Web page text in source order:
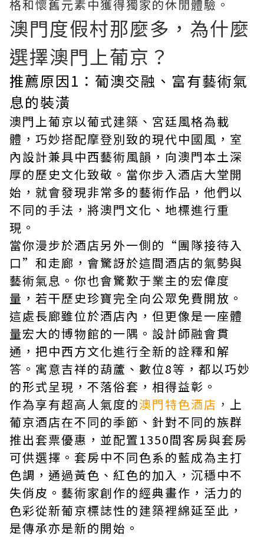
格和懷舊元素中獲得獨家的休閒體驗。
澳門度假村那麼多，為什麼
選擇澳門上葡京？
推薦原因1：葡澳交融、富有藝術氣
息的裝潢
澳門上葡京以葡式建築、宮廷風格為載
體，巧妙搭配摩登別致的現代中國風，室
內設計兼具中西藝術風韻，向澳門本土深
厚的歷史文化致敬。當你步入酒店大堂開
始，就會發現非常多的藝術作品，他們以
不同的手法，將澳門文化、地標進行重
現。
當你漫步於酒店另外一側的“團隊接待入
口”和走廊，會驚訝於這間酒店的氣勢與
藝術氣息。你也會驚歎于業主的宏偉度
量，若干歷史珍寶完全向公眾免費開放。
這處長廊雖位於酒店內，但更像是一座體
量宏大的博物館的一隅。設計師融會貫
通，把中西方文化進行全新的詮釋和解
答。寓意吉祥的葫蘆、數位8等，都以巧妙
的形式呈現，不落俗套，相得益彰。
作為享有超高人氣度的澳門特色酒店 ， 上
葡京酒店在不同的季節、針對不同的族群
推出套票優惠，並配置1350間客房與套房
可供選擇。套房中不同色系的藍成為主打
色調，通過黃色、紅色的加入，沉穩中不
失俏皮。藝術家創作的經典畫作，活力的
色彩從新葡京標誌性的建築裡綿延至此，
是傳承亦是新的開始。